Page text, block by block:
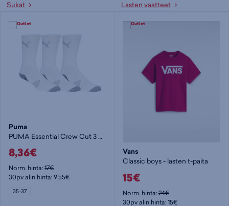
Sukat Lasten vaatteet
Puma
PUMA Essential Crew Cut 3 Pr - sukka
8,36€
Norm. hinta:17€
30pv alin hinta: 9,55€
35-37
Vans
Classic boys - lasten t-paita
15€
Norm. hinta:24€
30pv alin hinta: 15€